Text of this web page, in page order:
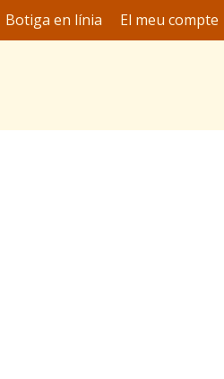
Botiga en línia El meu compte